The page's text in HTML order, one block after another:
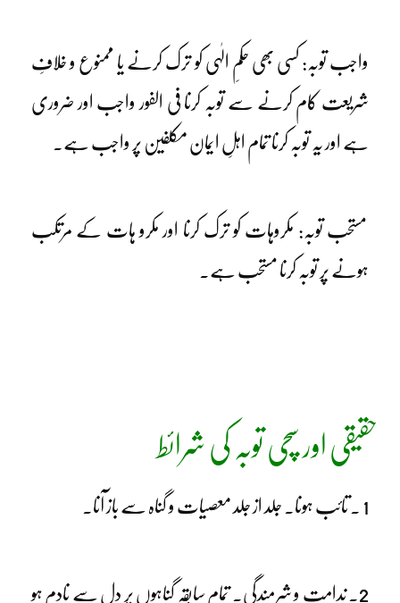
واجب توبہ: کسی بھی حکمِ الٰہی کو ترک کرنے یا ممنوع و خلافِ
شریعت کام کرنے سے توبہ کرنا فی الفور واجب اور ضروری
ہے اور یہ توبہ کرنا تمام اہلِ ایمان مکلفین پر واجب ہے۔
مستحب توبہ: مکروہات کو ترک کرنا اور مکرو ہات کے مرتکب
ہونے پر توبہ کرنا مستحب ہے۔
حقیقی اور سچی توبہ کی شرائط
1 ۔ تائب ہونا۔ جلد از جلد معصیات و گناہ سے باز آنا۔
2۔ ندامت و شرمندگی۔ تمام سابقہ گناہوں پر دل سے نادم ہو